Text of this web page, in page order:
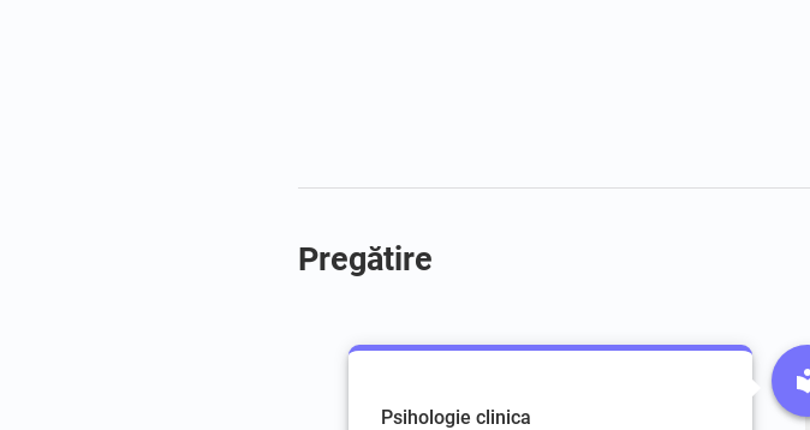
Pregătire
Psihologie clinica